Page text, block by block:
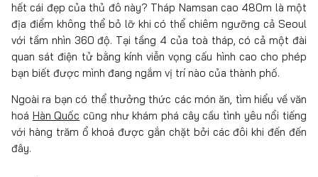
hết cái đẹp của thủ đô này? Tháp Namsan cao 480m là một
địa điểm không thể bỏ lỡ khi có thể chiêm ngưỡng cả Seoul
với tầm nhìn 360 độ. Tại tầng 4 của toà tháp, có cả một đài
quan sát điện tử bằng kính viễn vọng cấu hình cao cho phép
bạn biết được mình đang ngắm vị trí nào của thành phố.
Ngoài ra bạn có thể thưởng thức các món ăn, tìm hiểu về văn
hoá Hàn Quốc cũng như khám phá cây cầu tình yêu nổi tiếng
với hàng trăm ổ khoá được gắn chặt bởi các đôi khi đến đến
đây.